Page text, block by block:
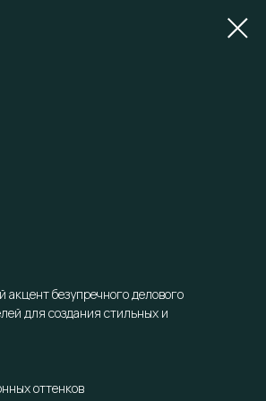
безупречного делового
для создания стильных и
оттенков